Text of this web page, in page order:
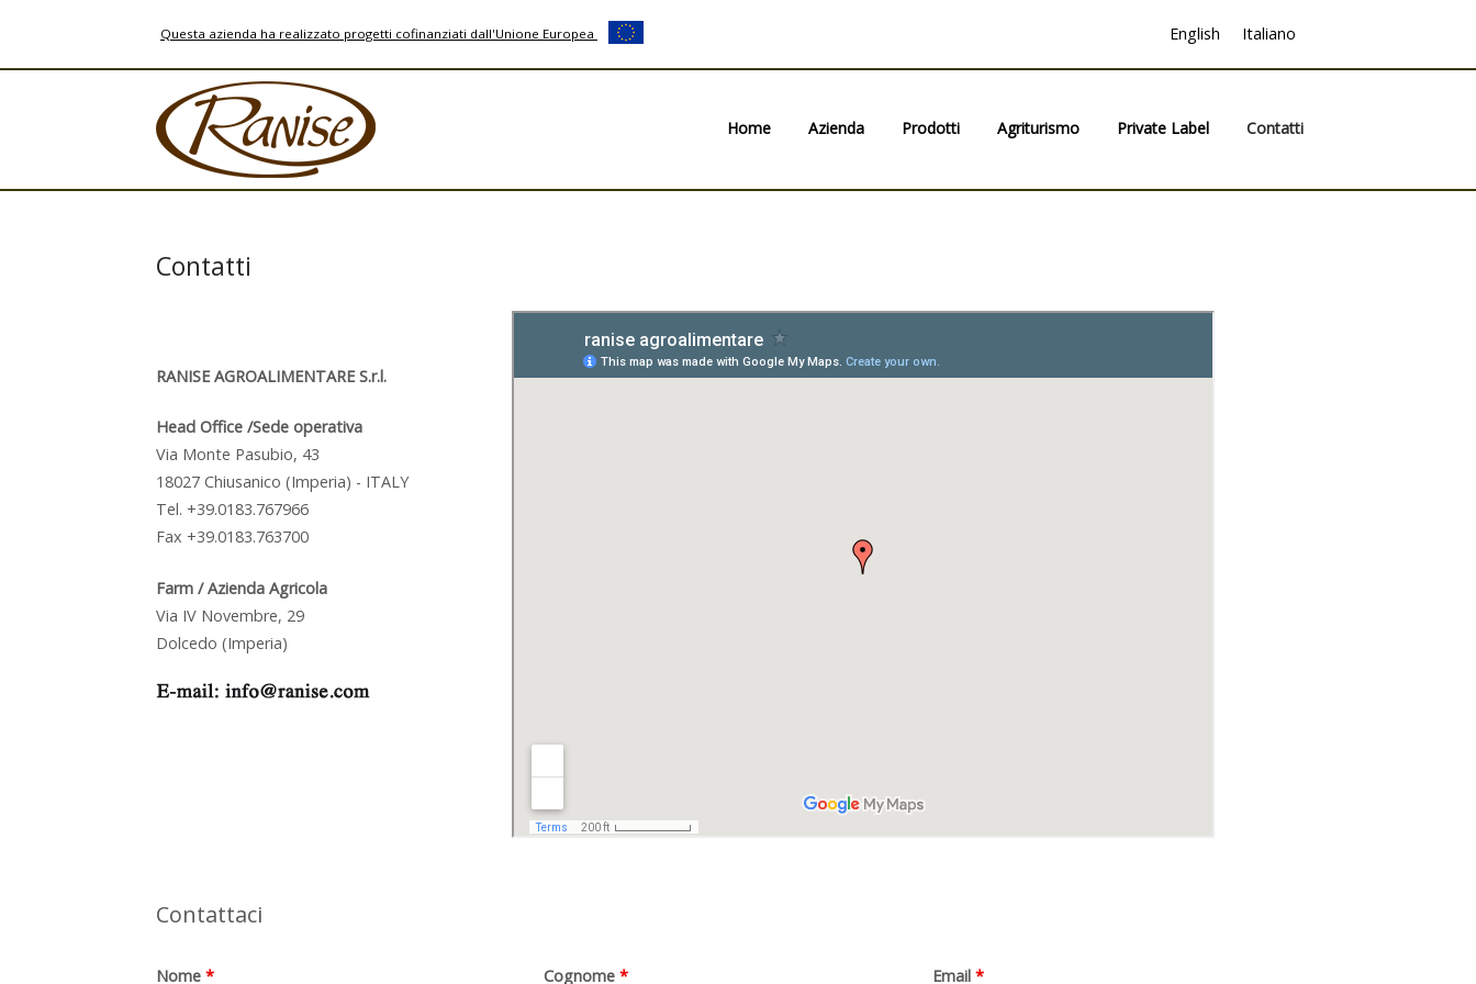
Questa azienda ha realizzato progetti cofinanziati dall'Unione Europea English Italiano
Home
Home
Azienda Prodotti Agriturismo Private Label Contatti
Contatti
RANISE AGROALIMENTARE S.r.l.
Head Office /Sede operativa
Via Monte Pasubio, 43
18027 Chiusanico (Imperia) - ITALY
Tel. +39.0183.767966
Fax +39.0183.763700
Farm / Azienda Agricola
Via IV Novembre, 29
Dolcedo (Imperia)
Contattaci
Nome * Cognome* Email *